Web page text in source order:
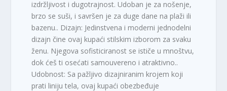
izdržljivost i dugotrajnost. Udoban je za nošenje,
brzo se suši, i savršen je za duge dane na plaži ili
bazenu.. Dizajn: Jedinstvena i moderni jednodelni
dizajn čine ovaj kupaći stilskim izborom za svaku
ženu. Njegova sofisticiranost se ističe u mnoštvu,
dok ćeš ti osećati samouvereno i atraktivno..
Udobnost: Sa pažljivo dizajniranim krojem koji
prati liniju tela, ovaj kupaći obezbeđuje